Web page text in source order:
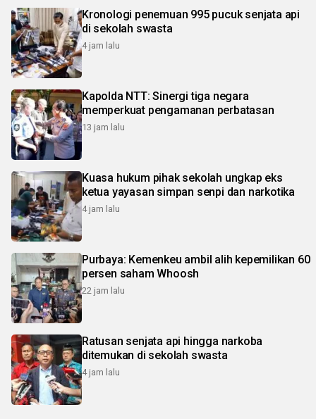
Kronologi penemuan 995 pucuk senjata api
di sekolah swasta
4 jam lalu
Kapolda NTT: Sinergi tiga negara
memperkuat pengamanan perbatasan
13 jam lalu
Kuasa hukum pihak sekolah ungkap eks
ketua yayasan simpan senpi dan narkotika
4 jam lalu
Purbaya: Kemenkeu ambil alih kepemilikan 60
persen saham Whoosh
22 jam lalu
Ratusan senjata api hingga narkoba
ditemukan di sekolah swasta
4 jam lalu